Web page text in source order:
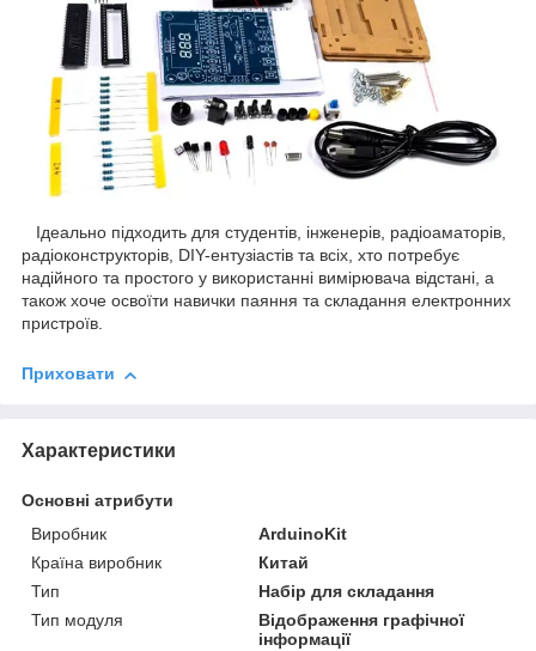
Ідеально підходить для студентів, інженерів, радіоаматорів,
радіоконструкторів, DIY-ентузіастів та всіх, хто потребує
надійного та простого у використанні вимірювача відстані, а
також хоче освоїти навички паяння та складання електронних
пристроїв.
Приховати
Характеристики
Основні атрибути
Виробник
ArduinoKit
Країна виробник
Китай
Тип
Набір для складання
Тип модуля
Відображення графічної
інформації